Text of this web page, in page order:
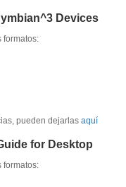
Devices
formatos:
pueden dejarlasaquí
for Desktop
formatos: